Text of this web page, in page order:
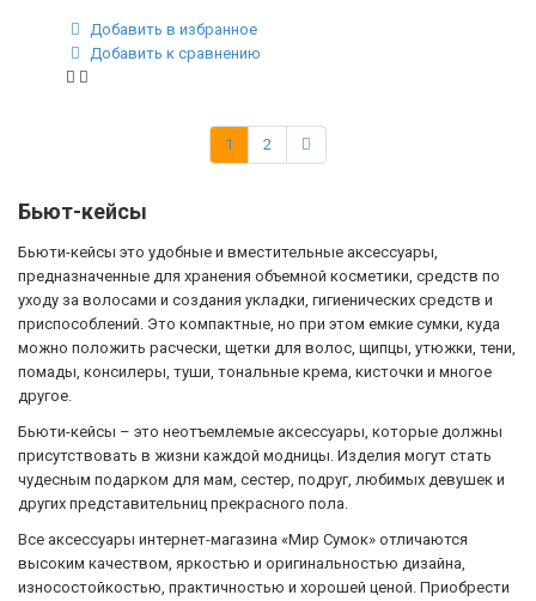
Добавить в избранное
Добавить к сравнению
1 2
Бьют-кейсы
Бьюти-кейсы это удобные и вместительные аксессуары,
предназначенные для хранения объемной косметики, средств по
уходу за волосами и создания укладки, гигиенических средств и
приспособлений. Это компактные, но при этом емкие сумки, куда
можно положить расчески, щетки для волос, щипцы, утюжки, тени,
помады, консилеры, туши, тональные крема, кисточки и многое
другое.
Бьюти-кейсы – это неотъемлемые аксессуары, которые должны
присутствовать в жизни каждой модницы. Изделия могут стать
чудесным подарком для мам, сестер, подруг, любимых девушек и
других представительниц прекрасного пола.
Все аксессуары интернет-магазина «Мир Сумок» отличаются
высоким качеством, яркостью и оригинальностью дизайна,
износостойкостью, практичностью и хорошей ценой. Приобрести